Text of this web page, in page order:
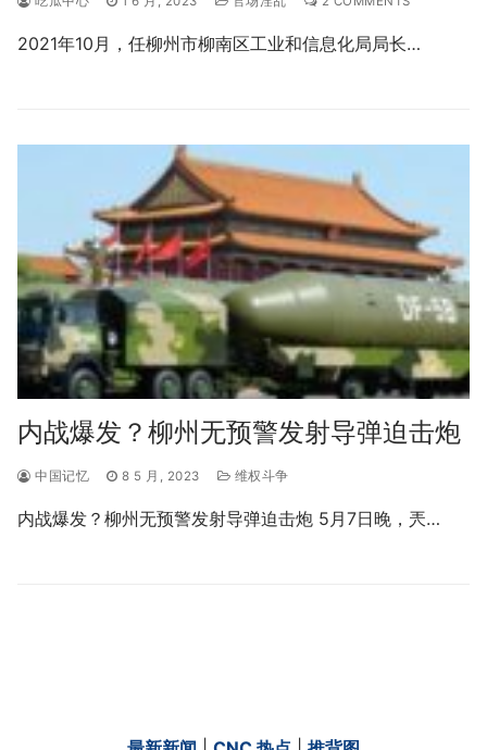
2021年10月，任柳州市柳南区工业和信息化局局长…
内战爆发？柳州无预警发射导弹迫击炮
中国记忆 8 5 月, 2023 维权斗争
内战爆发？柳州无预警发射导弹迫击炮 5月7日晚，兲…